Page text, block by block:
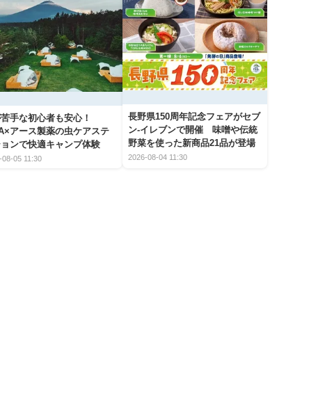
手な初心者も安心！
アース製薬の虫ケアステ
ンで快適キャンプ体験
08-05 11:30
長野県150周年記念フェアがセブ
ン-イレブンで開催 味噌や伝統
野菜を使った新商品21品が登場
2026-08-04 11:30